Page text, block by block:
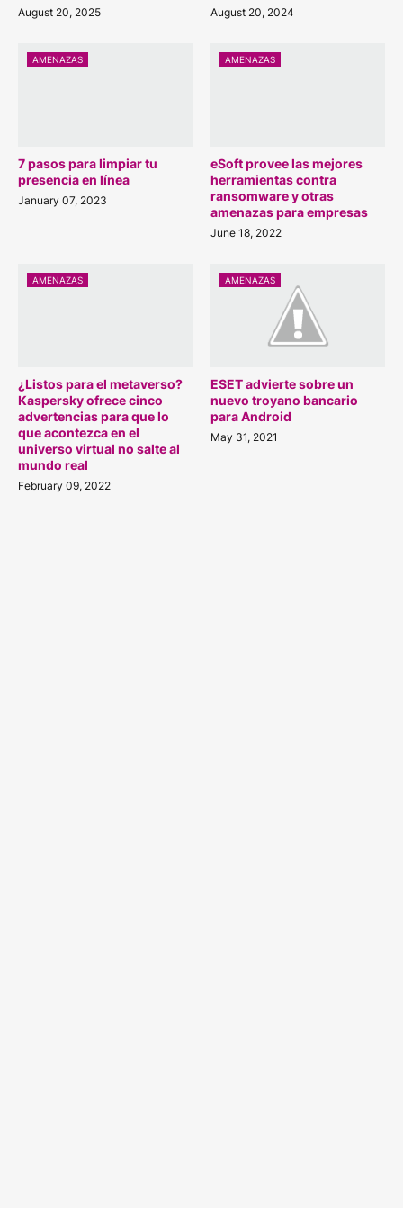
August 20, 2025 August 20, 2024
AMENAZAS
7 pasos para limpiar tu
presencia en línea
January 07, 2023
AMENAZAS
eSoft provee las mejores
herramientas contra
ransomware y otras
amenazas para empresas
June 18, 2022
AMENAZAS
¿Listos para el metaverso?
Kaspersky ofrece cinco
advertencias para que lo
que acontezca en el
universo virtual no salte al
mundo real
February 09, 2022
AMENAZAS
ESET advierte sobre un
nuevo troyano bancario
para Android
May 31, 2021